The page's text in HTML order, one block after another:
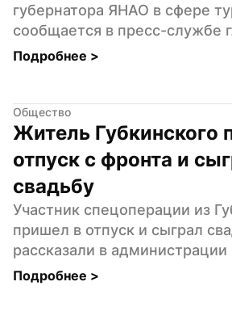
губернатора ЯНАО в сфере
сообщается в пресс-службе
Подробнее >
Общество
Житель Губкинского
отпуск с фронта и
свадьбу
Участник спецоперации из
пришел в отпуск и сыграл
рассказали в администрации
Подробнее >